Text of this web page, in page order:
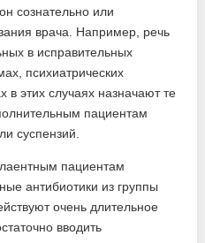
сознательно или
врача. Например, речь
в исправительных
психиатрических
в этих случаях назначают те
пациентам
суспензий.
пациентам
антибиотики из группы
очень длительное
вводить